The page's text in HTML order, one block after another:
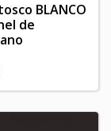
BLANCO
de